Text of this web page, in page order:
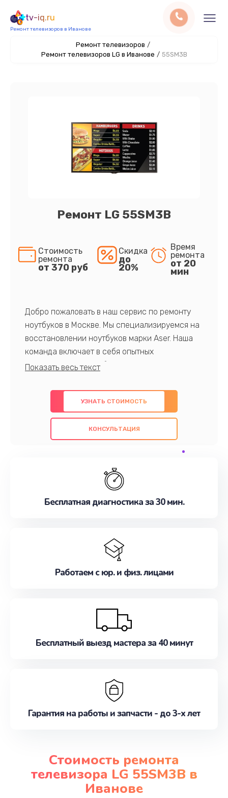
tv-iq.ru
Ремонт телевизоров в Иванове
Ремонт телевизоров /
Ремонт телевизоров LG в Иванове / 55SM3B
Ремонт LG 55SM3B
Стоимость
ремонта
от 370 руб
Скидка
до
20%
Время
ремонта
от 20
мин
Добро пожаловать в наш сервис по ремонту
ноутбуков в Москве. Мы специализируемся на
восстановлении ноутбуков марки Aser. Наша
команда включает в себя опытных
профессионалов с обширными знаниями и
предлагаем быстрый и качественный ремонт с
использованием оригинальных компонентов, а
также гарантируем качество всех
проведенных работ. Наша цель - предоставить
наилучшим образом. Не медлите записаться на
УЗНАТЬ СТОИМОСТЬ
КОНСУЛЬТАЦИЯ
Бесплатная диагностика за 30 мин.
Работаем с юр. и физ. лицами
Бесплатный выезд мастера за 40 минут
Гарантия на работы и запчасти - до 3-х лет
Стоимость ремонта
телевизора LG 55SM3B в
Иванове